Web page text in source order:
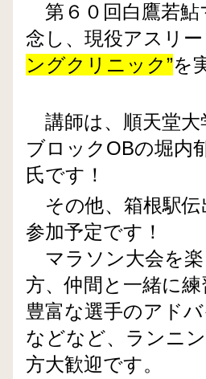
第６０回白鷹若鮎
念し、現役アスリ
ングクリニック”を
講師は、順天堂
ブロックOBの堀内
氏です！
その他、箱根駅伝
参加予定です！
マラソン大会を
方、仲間と一緒に
豊富な選手のアド
などなど、ランニ
方大歓迎です。